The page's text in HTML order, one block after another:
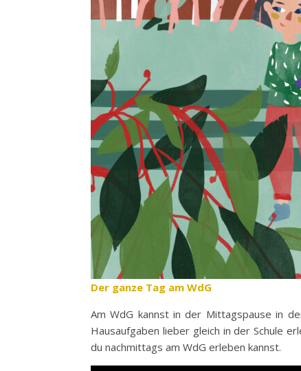
Der ganze Tag am WdG
Am WdG kannst in der Mittagspause in
Hausaufgaben lieber gleich in der Schule
du nachmittags am WdG erleben kannst.